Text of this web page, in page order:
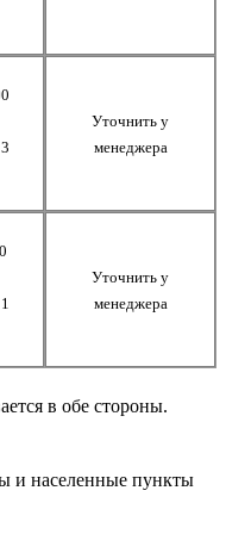
Уточнить у
менеджера
Уточнить у
менеджера
в обе стороны.
и населенные пункты